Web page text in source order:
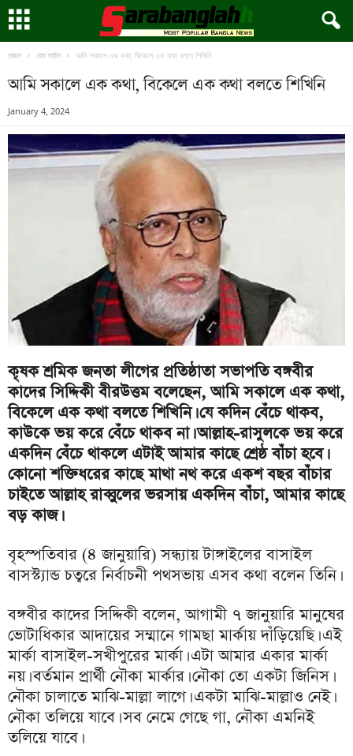
প্রচ্ছদ হেড লাইন আমি সকালে এক কথা, বিকেলে এক কথা বলতে শিখিনি
আমি সকালে এক কথা, বিকেলে এক কথা বলতে শিখিনি
January 4, 2024
কৃষক শ্রমিক জনতা লীগের প্রতিষ্ঠাতা সভাপতি বঙ্গবীর
কাদের সিদ্দিকী বীরউত্তম বলেছেন, আমি সকালে এক কথা,
বিকেলে এক কথা বলতে শিখিনি। যে কদিন বেঁচে থাকব,
কাউকে ভয় করে বেঁচে থাকব না। আল্লাহ-রাসুলকে ভয় করে
একদিন বেঁচে থাকলে এটাই আমার কাছে শ্রেষ্ঠ বাঁচা হবে।
কোনো শক্তিধরের কাছে মাথা নথ করে একশ বছর বাঁচার
চাইতে আল্লাহ রাব্বুলের ভরসায় একদিন বাঁচা, আমার কাছে
বড় কাজ।
বৃহস্পতিবার (৪ জানুয়ারি) সন্ধ্যায় টাঙ্গাইলের বাসাইল
বাসস্ট্যান্ড চত্বরে নির্বাচনী পথসভায় এসব কথা বলেন তিনি।
বঙ্গবীর কাদের সিদ্দিকী বলেন, আগামী ৭ জানুয়ারি মানুষের
ভোটাধিকার আদায়ের সম্মানে গামছা মার্কায় দাঁড়িয়েছি। এই
মার্কা বাসাইল-সখীপুরের মার্কা। এটা আমার একার মার্কা
নয়। বর্তমান প্রার্থী নৌকা মার্কার। নৌকা তো একটা জিনিস।
নৌকা চালাতে মাঝি-মাল্লা লাগে। একটা মাঝি-মাল্লাও নেই।
নৌকা তলিয়ে যাবে। সব নেমে গেছে গা, নৌকা এমনিই
তলিয়ে যাবে।